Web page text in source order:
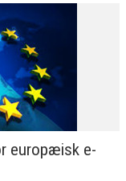
europæisk e-